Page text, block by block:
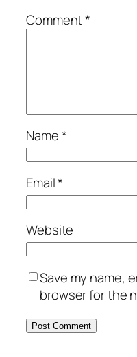
Comment*
Name*
Email*
Website
Save my name,
browser for the